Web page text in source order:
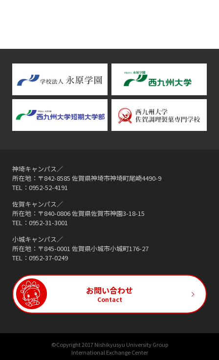
神埼キャンパス／
所在地：〒842-8585 佐賀県神埼市神埼町尾崎4490-9
TEL：0952-52-4191
佐賀キャンパス／
所在地：〒840-0806 佐賀県佐賀市神園3-18-15
TEL：0952-31-3001
小城キャンパス／
所在地：〒845-0001 佐賀県小城市小城町176-27
TEL：0952-37-0249
お問い合わせ
Contact
©Copyright 2017 Nishikyusyu University Group
International Exchange Center